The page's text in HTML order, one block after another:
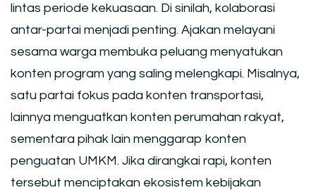
lintas periode kekuasaan. Di sinilah, kolaborasi
antar-partai menjadi penting. Ajakan melayani
sesama warga membuka peluang menyatukan
konten program yang saling melengkapi. Misalnya,
satu partai fokus pada konten transportasi,
lainnya menguatkan konten perumahan rakyat,
sementara pihak lain menggarap konten
penguatan UMKM. Jika dirangkai rapi, konten
tersebut menciptakan ekosistem kebijakan